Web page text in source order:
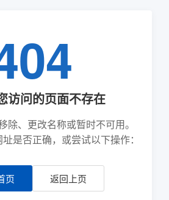
访问的页面不存在
除、更改名称或暂时不可用。
是否正确，或尝试以下操作：
页 返回上页